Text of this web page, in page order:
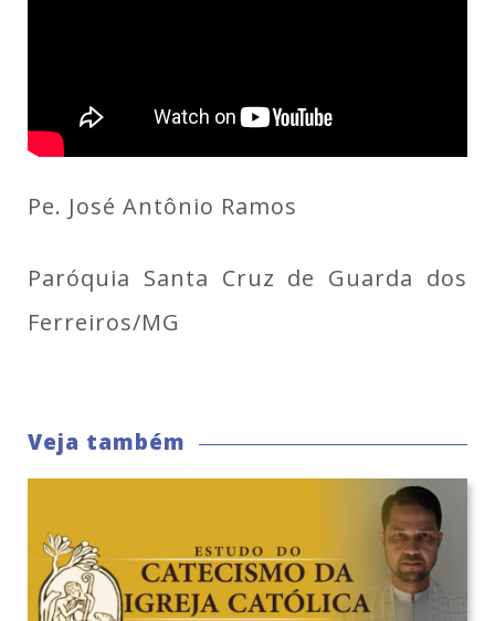
Pe. José Antônio Ramos
Paróquia Santa Cruz de Guarda dos
Ferreiros/MG
Veja também